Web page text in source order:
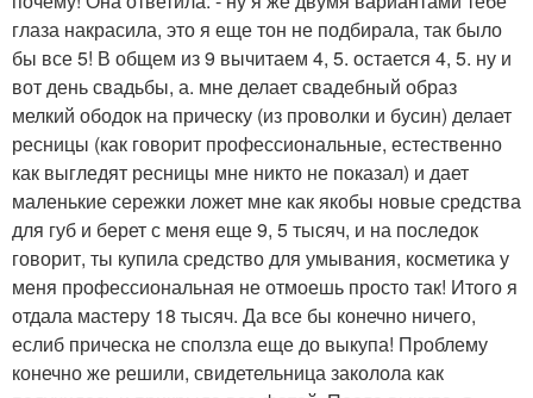
глаза накрасила, это я еще тон не подбирала, так было
бы все 5! В общем из 9 вычитаем 4, 5. остается 4, 5. ну и
вот день свадьбы, а. мне делает свадебный образ
мелкий ободок на прическу (из проволки и бусин) делает
ресницы (как говорит профессиональные, естественно
как выгледят ресницы мне никто не показал) и дает
маленькие сережки ложет мне как якобы новые средства
для губ и берет с меня еще 9, 5 тысяч, и на последок
говорит, ты купила средство для умывания, косметика у
меня профессиональная не отмоешь просто так! Итого я
отдала мастеру 18 тысяч. Да все бы конечно ничего,
еслиб прическа не сползла еще до выкупа! Проблему
конечно же решили, свидетельница заколола как